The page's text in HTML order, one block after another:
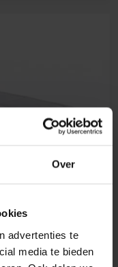
Over
advertenties te
media te bieden